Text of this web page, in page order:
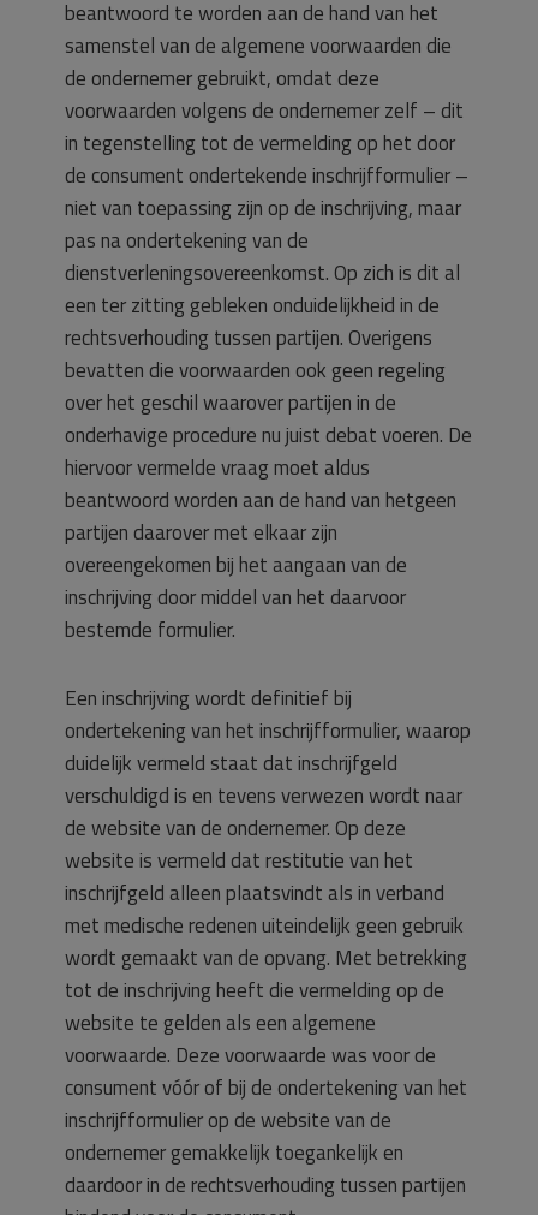
beantwoord te worden aan de hand van het
samenstel van de algemene voorwaarden die
de ondernemer gebruikt, omdat deze
voorwaarden volgens de ondernemer zelf – dit
in tegenstelling tot de vermelding op het door
de consument ondertekende inschrijfformulier –
niet van toepassing zijn op de inschrijving, maar
pas na ondertekening van de
dienstverleningsovereenkomst. Op zich is dit al
een ter zitting gebleken onduidelijkheid in de
rechtsverhouding tussen partijen. Overigens
bevatten die voorwaarden ook geen regeling
over het geschil waarover partijen in de
onderhavige procedure nu juist debat voeren. De
hiervoor vermelde vraag moet aldus
beantwoord worden aan de hand van hetgeen
partijen daarover met elkaar zijn
overeengekomen bij het aangaan van de
inschrijving door middel van het daarvoor
bestemde formulier.
Een inschrijving wordt definitief bij
ondertekening van het inschrijfformulier, waarop
duidelijk vermeld staat dat inschrijfgeld
verschuldigd is en tevens verwezen wordt naar
de website van de ondernemer. Op deze
website is vermeld dat restitutie van het
inschrijfgeld alleen plaatsvindt als in verband
met medische redenen uiteindelijk geen gebruik
wordt gemaakt van de opvang. Met betrekking
tot de inschrijving heeft die vermelding op de
website te gelden als een algemene
voorwaarde. Deze voorwaarde was voor de
consument vóór of bij de ondertekening van het
inschrijfformulier op de website van de
ondernemer gemakkelijk toegankelijk en
daardoor in de rechtsverhouding tussen partijen